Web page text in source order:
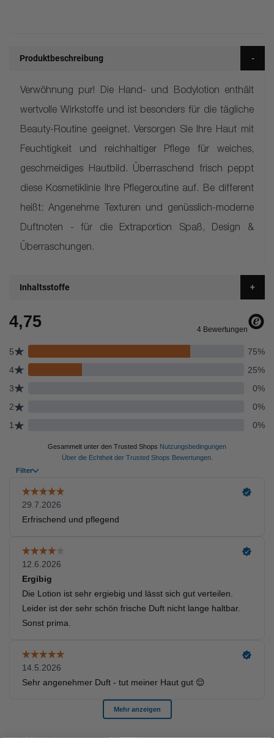
Produktbeschreibung
Verwöhnung pur! Die Hand- und Bodylotion enthält
wertvolle Wirkstoffe und ist besonders für die tägliche
Beauty-Routine geeignet. Versorgen Sie Ihre Haut mit
Feuchtigkeit und reichhaltiger Pflege für weiches,
geschmeidiges Hautbild. Überraschend frisch peppt
diese Kosmetiklinie Ihre Pflegeroutine auf. Be different
heißt: Angenehme Texturen und genüsslich-moderne
Duftnoten - für die Extraportion Spaß, Design &
Überraschungen.
Inhaltsstoffe